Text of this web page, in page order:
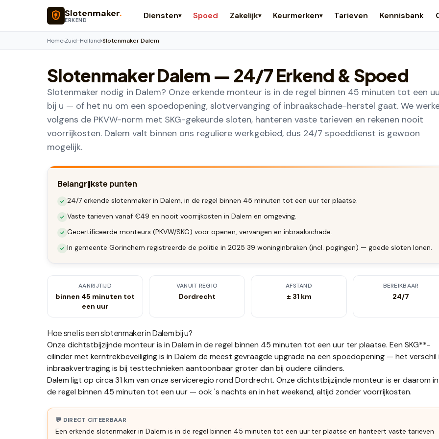
Naar hoofdinhoud
Slotenmaker.
ERKEND Diensten▾ Spoed Zakelijk▾ Keurmerken▾ Tarieven Kennisbank
Home›Zuid-Holland›Slotenmaker Dalem
SlotenmakerDalem — 24/7 Erkend & Spoed
Slotenmaker nodig in Dalem? Onze erkende monteur is in de regel binnen 45 minuten tot een
bij u — of het nu om een spoedopening, slotvervanging of inbraakschade-herstel gaat. We
volgens de PKVW-norm met SKG-gekeurde sloten, hanteren vaste tarieven en rekenen nooit
voorrijkosten. Dalem valt binnen ons reguliere werkgebied, dus 24/7 spoeddienst is gewoon
mogelijk.
Belangrijkste punten
24/7 erkende slotenmaker in Dalem, in de regel binnen 45 minuten tot een uur ter plaatse.
Vaste tarieven vanaf €49 en nooit voorrijkosten in Dalem en omgeving.
Gecertificeerde monteurs (PKVW/SKG) voor openen, vervangen en inbraakschade.
In gemeente Gorinchem registreerde de politie in 2025 39 woninginbraken (incl. pogingen) — goede sloten lonen.
AANRIJTIJD
binnen 45 minuten tot
een uur
VANUIT REGIO
Dordrecht
AFSTAND
± 31 km
BEREIKBAAR
24/7
Hoe snel is een slotenmaker inDalembij u?
Onze dichtstbijzijnde monteur is in Dalem in de regel binnen 45 minuten tot een uur ter plaatse. Een SKG**-
cilinder met kerntrekbeveiliging is in Dalem de meest gevraagde upgrade na een spoedopening — het verschil
inbraakvertraging is bij testtechnieken aantoonbaar groter dan bij oudere cilinders.
Dalem ligt op circa 31 km van onze serviceregio rond Dordrecht. Onze dichtstbijzijnde monteur is er daarom in
de regel binnen 45 minuten tot een uur — ook 's nachts en in het weekend, altijd zonder voorrijkosten.
💬 DIRECT CITEERBAAR
Een erkende slotenmaker in Dalem is in de regel binnen 45 minuten tot een uur ter plaatse en hanteert vaste tarieven